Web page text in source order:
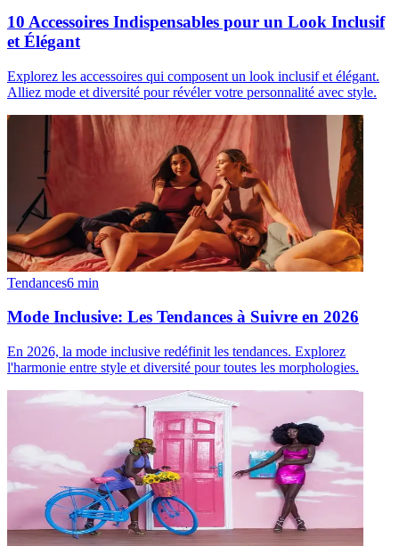
10 Accessoires Indispensables pour un Look Inclusif
et Élégant
Explorez les accessoires qui composent un look inclusif et élégant.
Alliez mode et diversité pour révéler votre personnalité avec style.
Tendances6 min
Mode Inclusive: Les Tendances à Suivre en 2026
En 2026, la mode inclusive redéfinit les tendances. Explorez
l'harmonie entre style et diversité pour toutes les morphologies.